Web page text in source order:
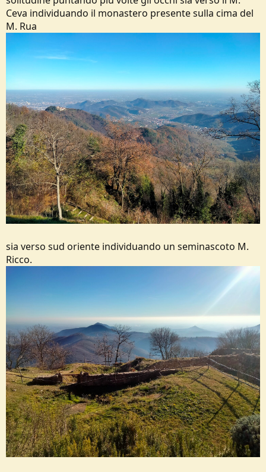
Ceva individuando il monastero presente sulla cima del
M. Rua
sia verso sud oriente individuando un seminascoto M.
Ricco.